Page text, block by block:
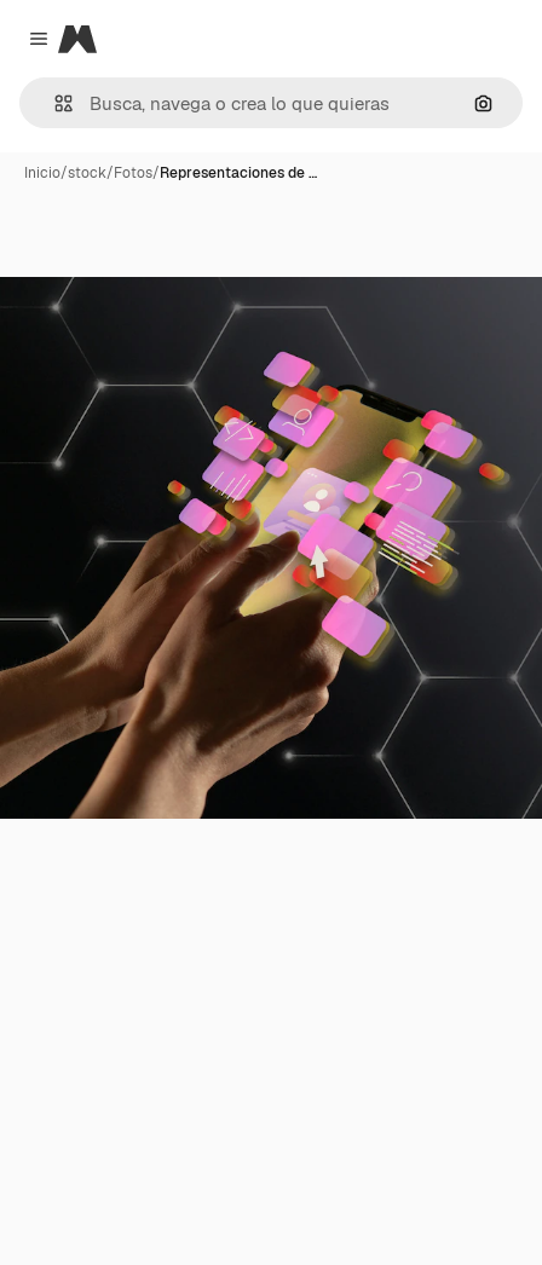
Close menu
Magnific
Inicio/stock/Fotos/Representaciones de …